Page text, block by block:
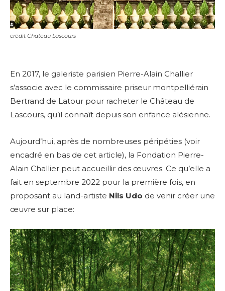
crédit Chateau Lascours
En 2017, le galeriste parisien Pierre-Alain Challier
s’associe avec le commissaire priseur montpelliérain
Bertrand de Latour pour racheter le Château de
Lascours, qu’il connaît depuis son enfance alésienne.
Aujourd’hui, après de nombreuses péripéties (voir
encadré en bas de cet article), la Fondation Pierre-
Alain Challier peut accueillir des œuvres. Ce qu’elle a
fait en septembre 2022 pour la première fois, en
proposant au land-artiste Nils Udo de venir créer une
œuvre sur place: